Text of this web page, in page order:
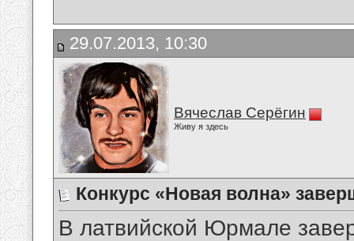
29.07.2013, 10:30
Вячеслав Серёгин
Живу я здесь
Конкурс «Новая волна»
В латвийской Юрмале